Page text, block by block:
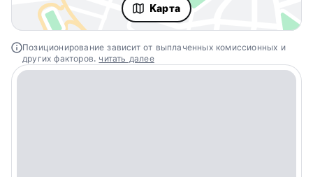
Kарта
Позиционирование зависит от выплаченных комиссионных и
других факторов. читать далее